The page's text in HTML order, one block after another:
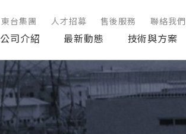
公司介紹 最新動態 技術與方案
東台集團 人才招募 售後服務 聯絡我們